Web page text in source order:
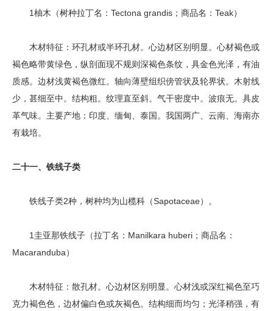
1柚木（树种拉丁名：Tectona grandis；商品名：Teak）
木材特征：环孔材或半环孔材。心边材区别明显。心材褐色或
褐色略带黄绿色，纵剖面现不规则深褐色条纹，具金色光泽，有油
质感。边材浅黄褐色微红。轴向薄壁组织傍管状及轮界状。木射线
少，甚细至中。结构粗。纹理直至斜。气干密度中。波痕无。具皮
革气味。主要产地：印度、缅甸、泰国。我国两广、云南、海南亦
有栽培。
二十一、铁线子类
铁线子类2种，树种均为山榄科（Sapotaceae）。
1圭亚那铁线子（拉丁名：Manilkara huberi；商品名：
Macaranduba）
木材特征：散孔材。心边材区别明显。心材浅或深红褐色至巧
克力褐色色，边材偏白色或灰褐色。结构细而均匀；光泽稍强，有